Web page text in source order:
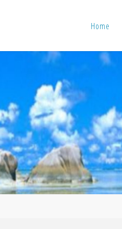
Home